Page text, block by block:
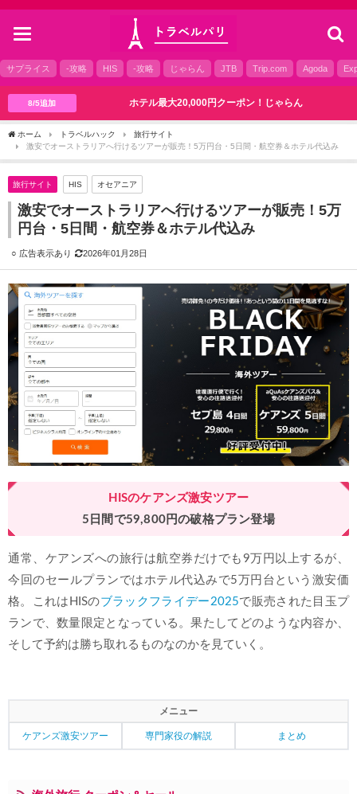
toggle
サプライス -攻略 HIS -攻略 じゃらん JTB Trip.com Agoda
8/5追加 ホテル最大20,000円クーポン！じゃらん
ホーム トラベルハック
旅行サイト
激安でオーストラリアへ行けるツアーが販売！5万円台・5日間・航空券＆ホテル代込み
旅行サイト HIS オセアニア
激安でオーストラリアへ行けるツアーが販売！5万
円台・5日間・航空券＆ホテル代込み
2026年01月28日
HISのケアンズ激安ツアー
5日間で59,800円の破格プラン登場
通常、ケアンズへの旅行は航空券だけでも9万円以上するが、
今回のセールプランではホテル代込みで5万円台という激安価
格。これはHISのブラックフライデー2025で販売された目玉プ
ランで、数量限定となっている。果たしてどのような内容か、
そして予約は勝ち取れるものなのかを見ていく。
メニュー
ケアンズ激安ツアー 専門家役の解説 まとめ